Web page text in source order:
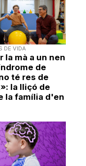
DE VIDA
la mà a un nen
de
té res de
la lliçó de
la família d'en